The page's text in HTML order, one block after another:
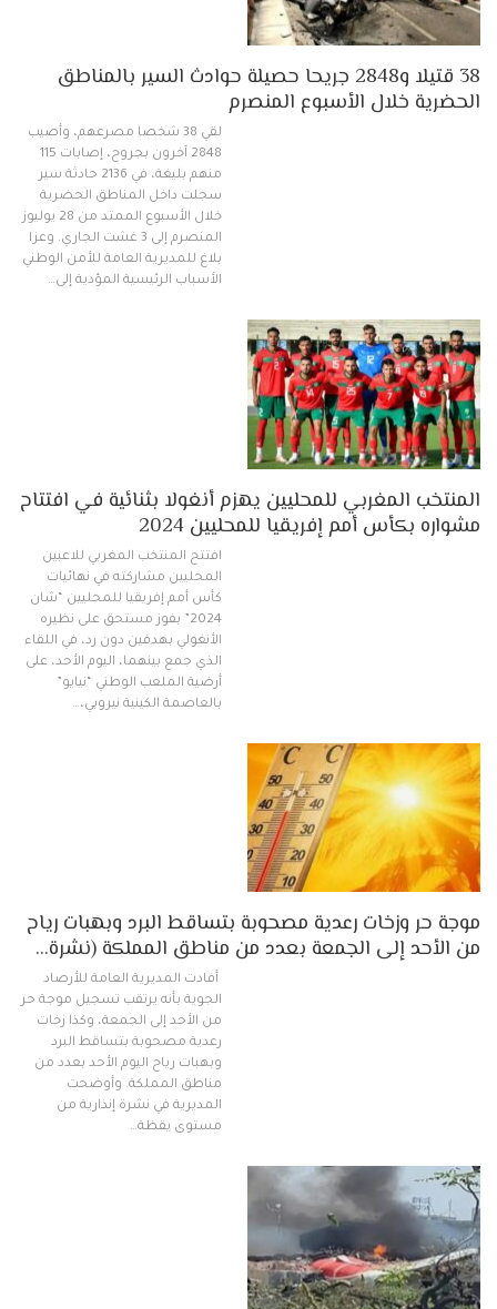
38 قتيلا و2848 جريحا حصيلة حوادث السير بالمناطق
الحضرية خلال الأسبوع المنصرم
لقي 38 شخصا مصرعهم، وأصيب
2848 آخرون بجروح، إصابات 115
منهم بليغة، في 2136 حادثة سير
سجلت داخل المناطق الحضرية
خلال الأسبوع الممتد من 28 يوليوز
المنصرم إلى 3 غشت الجاري. وعزا
بلاغ للمديرية العامة للأمن الوطني
الأسباب الرئيسية المؤدية إلى…
المنتخب المغربي للمحليين يهزم أنغولا بثنائية في افتتاح
مشواره بكأس أمم إفريقيا للمحليين 2024
افتتح المنتخب المغربي للاعبين
المحليين مشاركته في نهائيات
كأس أمم إفريقيا للمحليين “شان
2024” بفوز مستحق على نظيره
الأنغولي بهدفين دون رد، في اللقاء
الذي جمع بينهما، اليوم الأحد، على
أرضية الملعب الوطني “نيايو”
بالعاصمة الكينية نيروبي،…
موجة حر وزخات رعدية مصحوبة بتساقط البرد وبهبات رياح
من الأحد إلى الجمعة بعدد من مناطق المملكة (نشرة…
أفادت المديرية العامة للأرصاد
الجوية بأنه يرتقب تسجيل موجة حر
من الأحد إلى الجمعة، وكذا زخات
رعدية مصحوبة بتساقط البرد
وبهبات رياح اليوم الأحد بعدد من
مناطق المملكة. وأوضحت
المديرية في نشرة إنذارية من
مستوى يقظة…